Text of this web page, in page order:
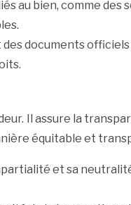
au bien, comme des
documents
Il assure la
équitable et
et sa